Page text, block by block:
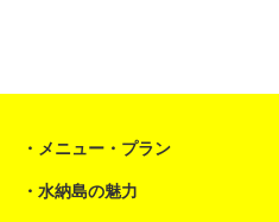
メニュー・プラン
水納島の魅力